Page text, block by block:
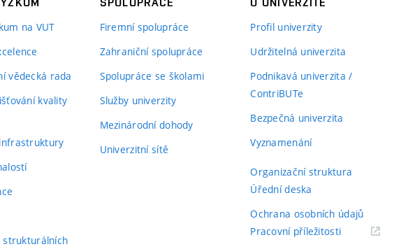
na VUT
vědecká rada
kvality
strukturálních
Firemní spolupráce
Zahraniční spolupráce
Spolupráce se školami
Služby univerzity
Mezinárodní dohody
Univerzitní sítě
Profil univerzity
Udržitelná univerzita
Podnikavá univerzita /
ContriBUTe
Bezpečná univerzita
Vyznamenání
Organizační struktura
Úřední deska
Ochrana osobních údajů
Pracovní příležitosti(externí